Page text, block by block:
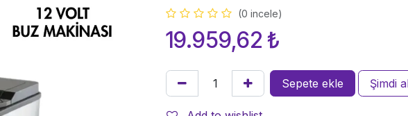
(0 incele)
19.959,62 ₺
Sepete ekle Şimdi